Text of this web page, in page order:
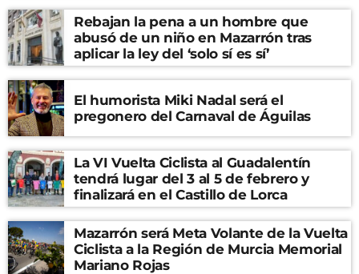
Rebajan la pena a un hombre que
abusó de un niño en Mazarrón tras
aplicar la ley del ‘solo sí es sí’
El humorista Miki Nadal será el
pregonero del Carnaval de Águilas
La VI Vuelta Ciclista al Guadalentín
tendrá lugar del 3 al 5 de febrero y
finalizará en el Castillo de Lorca
Mazarrón será Meta Volante de la Vuelta
Ciclista a la Región de Murcia Memorial
Mariano Rojas